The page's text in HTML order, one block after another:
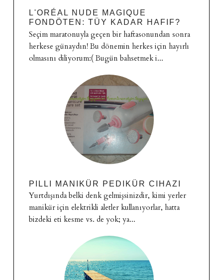
L'ORÉAL NUDE MAGIQUE
FONDÖTEN: TÜY KADAR HAFIF?
Seçim maratonuyla geçen bir haftasonundan sonra
herkese günaydın! Bu dönemin herkes için hayırlı
olmasını diliyorum:( Bugün bahsetmek i...
PILLI MANIKÜR PEDIKÜR CIHAZI
Yurtdışında belki denk gelmişsinizdir, kimi yerler
manikür için elektrikli aletler kullanıyorlar, hatta
bizdeki eti kesme vs. de yok; ya...